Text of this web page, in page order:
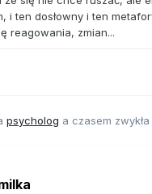
i ten dosłowny i ten
reagowania, zmian...
psycholog a czasem